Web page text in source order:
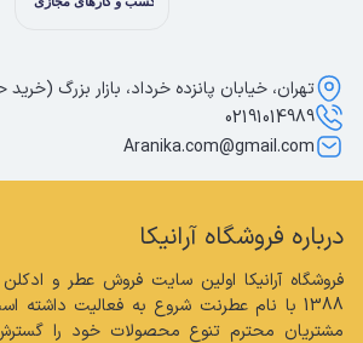
درباره فروشگاه آرانیکا
تهران، خیابان پانزده خرداد، بازار بزرگ
02191014989
Aranika.com@gmail.com